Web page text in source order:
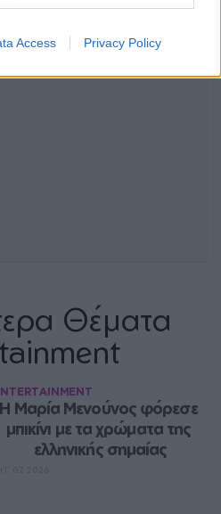
Access Privacy Policy
Θέματα
Η Μαρία Μενούνος φόρεσε
μπικίνι με τα χρώματα της
ελληνικής σημαίας